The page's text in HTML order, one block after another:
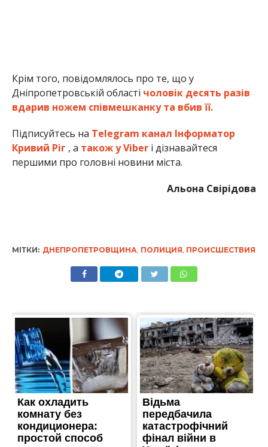
Крім того, повідомлялось про те, що у
Дніпропетровській області чоловік десять разів
вдарив ножем співмешканку та вбив її.
Підписуйтесь на Telegram канал Інформатор
Кривий Ріг , а також у Viberі дізнавайтеся
першими про головні новини міста.
Альона Свірідова
МІТКИ: ДНЕПРОПЕТРОВЩИНА ПОЛИЦИЯ ПРОИСШЕСТВИЯ